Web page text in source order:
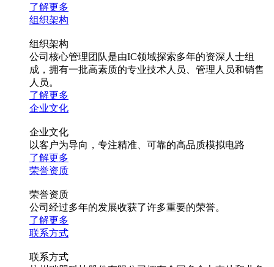
了解更多
组织架构
组织架构
公司核心管理团队是由IC领域探索多年的资深人士组
成，拥有一批高素质的专业技术人员、管理人员和销售
人员。
了解更多
企业文化
企业文化
以客户为导向，专注精准、可靠的高品质模拟电路
了解更多
荣誉资质
荣誉资质
公司经过多年的发展收获了许多重要的荣誉。
了解更多
联系方式
联系方式